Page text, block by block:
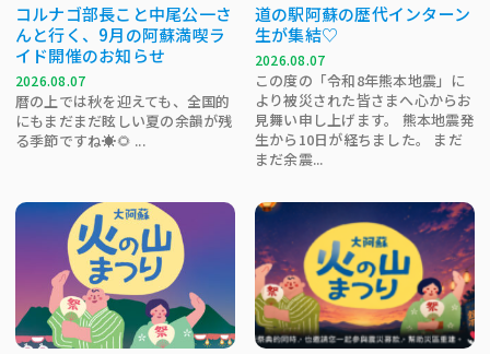
コルナゴ部長こと中尾公一さ
んと行く、9月の阿蘇満喫ラ
イド開催のお知らせ
2026.08.07
暦の上では秋を迎えても、全国的
にもまだまだ眩しい夏の余韻が残
る季節ですね☀️🌻 ...
道の駅阿蘇の歴代インターン
生が集結♡
2026.08.07
この度の「令和8年熊本地震」に
より被災された皆さまへ心からお
見舞い申し上げます。 熊本地震発
生から10日が経ちました。 まだ
まだ余震...